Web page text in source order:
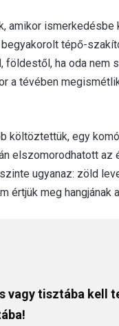
amikor
tépő-
földestől, ha oda nem
a tévében
költöztettük, egy
elszomorodhatott
ugyanaz: zöld
értjük meg
vagy tisztába kell